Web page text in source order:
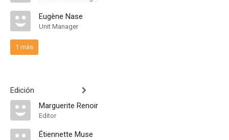
Eugène Nase
Unit Manager
1 más
Edición
Marguerite Renoir
Editor
Étiennette Muse